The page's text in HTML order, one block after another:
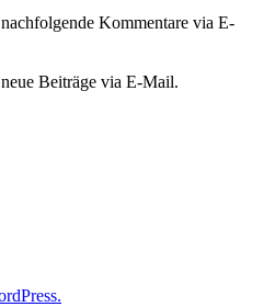
Kommentare via E-
Beiträge via E-Mail.